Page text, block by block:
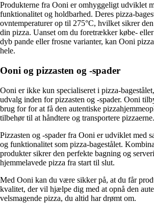
Produkterne fra Ooni er omhyggeligt udviklet
funktionalitet og holdbarhed. Deres pizza-
ovntemperaturer op til 275°C, hvilket sikrer
din pizza. Uanset om du foretrækker købe-
dyb pande eller frosne varianter, kan Ooni
hele.
Ooni og pizzasten og -spader
Ooni er ikke kun specialiseret i pizza-
udvalg inden for pizzasten og -spader. Ooni
brug for for at få den autentiske
tilbehør til at håndtere og transportere pizzaerne.
Pizzasten og -spader fra Ooni er udviklet med
og funktionalitet som pizza-bagestålet.
produkter sikrer den perfekte bagning og
hjemmelavede pizza fra start til slut.
Med Ooni kan du være sikker på, at du får
kvalitet, der vil hjælpe dig med at opnå den
velsmagende pizza, du altid har drømt om.